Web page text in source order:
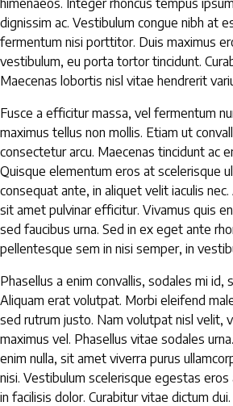
himenaeos. Integer rhoncus tempus
dignissim ac. Vestibulum congue nibh at
fermentum nisi porttitor. Duis maximus
vestibulum, eu porta tortor tincidunt.
Maecenas lobortis nisl vitae hendrerit
Fusce a efficitur massa, vel fermentum
maximus tellus non mollis. Etiam ut
consectetur arcu. Maecenas tincidunt ac
Quisque elementum eros at scelerisque
consequat ante, in aliquet velit iaculis
sit amet pulvinar efficitur. Vivamus quis
sed faucibus urna. Sed in ex eget ante
pellentesque sem in nisi semper, in
Phasellus a enim convallis, sodales mi id,
Aliquam erat volutpat. Morbi eleifend
sed rutrum justo. Nam volutpat nisl velit,
maximus vel. Phasellus vitae sodales
enim nulla, sit amet viverra purus
nisi. Vestibulum scelerisque egestas eros
in facilisis dolor. Curabitur vitae dictum